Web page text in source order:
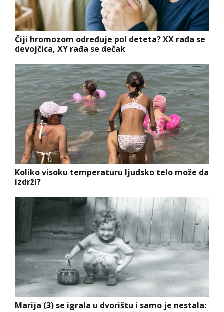
Čiji hromozom određuje pol deteta? XX rađa se
devojčica, XY rađa se dečak
Koliko visoku temperaturu ljudsko telo može da
izdrži?
Marija (3) se igrala u dvorištu i samo je nestala: